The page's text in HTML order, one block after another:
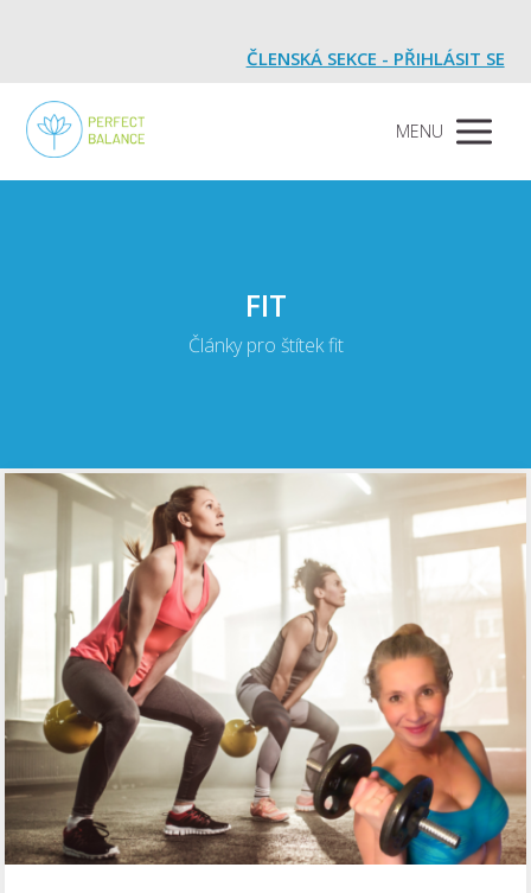
ČLENSKÁ SEKCE - PŘIHLÁSIT SE
MENU
FIT
Články pro štítek fit